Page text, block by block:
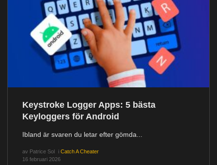
Keystroke Logger Apps: 5 bästa
Keyloggers för Android
Ibland är svaren du letar efter gömda...
av Patrice Sol i Catch A Cheater
16 februari 2026